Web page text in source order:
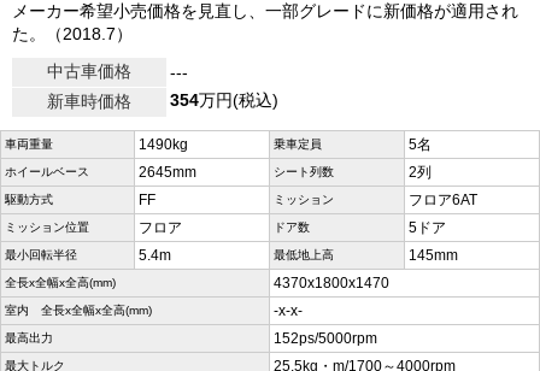
メーカー希望小売価格を見直し、一部グレードに新価格が適用され
た。（2018.7）
中古車価格
---
新車時価格
354万円(税込)
車両重量 1490kg 乗車定員 5名
ホイールベース 2645mm シート列数 2列
駆動方式 FF ミッション フロア6AT
ミッション位置 フロア ドア数 5ドア
最小回転半径 5.4m 最低地上高 145mm
全長x全幅x全高(mm) 4370x1800x1470
室内 全長x全幅x全高(mm) -x-x-
最高出力 152ps/5000rpm
最大トルク 25.5kg・m/1700～4000rpm